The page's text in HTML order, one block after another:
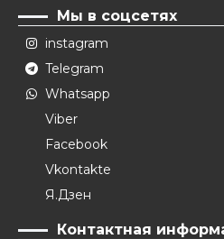
Мы в соцсетях
instagram
Telegram
Whatsapp
Viber
Facebook
Vkontakte
Я.Дзен
Контактная